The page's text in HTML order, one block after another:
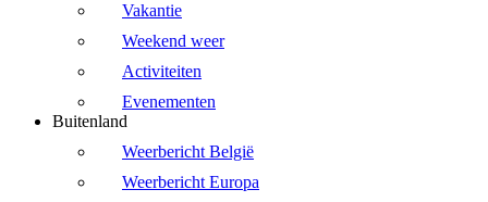
Vakantie
Weekend weer
Activiteiten
Evenementen
Buitenland
Weerbericht België
Weerbericht Europa